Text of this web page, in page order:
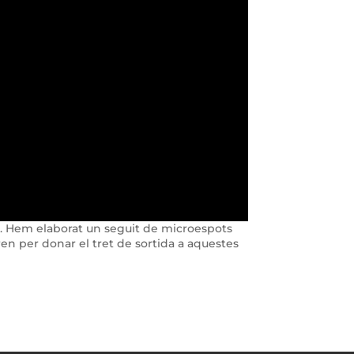
Hem elaborat un seguit de microespots
per donar el tret de sortida a aquestes